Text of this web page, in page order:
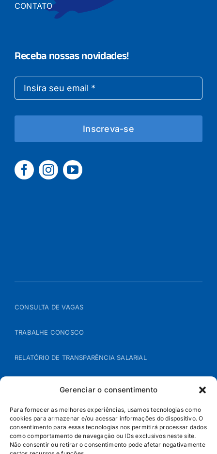
Gerenciar o consentimento
Para fornecer as melhores experiências, usamos tecnologias como
cookies para armazenar e/ou acessar informações do dispositivo. O
consentimento para essas tecnologias nos permitirá processar dados
como comportamento de navegação ou IDs exclusivos neste site.
Não consentir ou retirar o consentimento pode afetar negativamente
CONTATO
Receba nossas novidades!
Inscreva-se
CONSULTA DE VAGAS
TRABALHE CONOSCO
RELATÓRIO DE TRANSPARÊNCIA SALARIAL
POLÍTICA DE COOKIES
POLÍTICA DE PRIVACIDADE